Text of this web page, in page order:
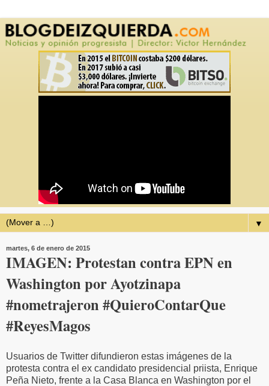
▼
martes, 6 de enero de 2015
IMAGEN: Protestan contra EPN en
Washington por Ayotzinapa
#nometrajeron #QuieroContarQue
#ReyesMagos
Usuarios de Twitter difundieron estas imágenes de la
protesta contra el ex candidato presidencial priista, Enrique
Peña Nieto, frente a la Casa Blanca en Washington por el